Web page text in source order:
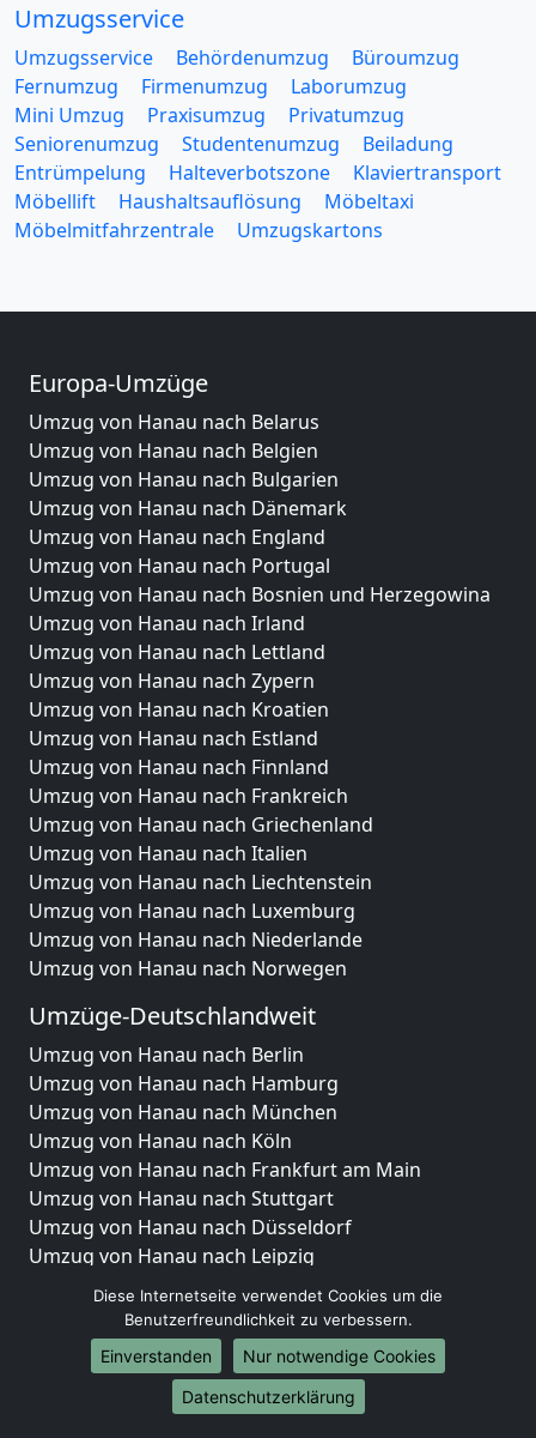
Umzugsservice
Umzugsservice Behördenumzug
Büroumzug
Fernumzug
Firmenumzug
Laborumzug
Mini Umzug
Praxisumzug
Privatumzug
Seniorenumzug
Studentenumzug
Beiladung
Entrümpelung
Halteverbotszone
Klaviertransport
Möbellift
Haushaltsauflösung
Möbeltaxi
Möbelmitfahrzentrale
Umzugskartons
Europa-Umzüge
Umzug von Hanau nach Belarus
Umzug von Hanau nach Belgien
Umzug von Hanau nach Bulgarien
Umzug von Hanau nach Dänemark
Umzug von Hanau nach England
Umzug von Hanau nach Portugal
Umzug von Hanau nach Bosnien und Herzegowina
Umzug von Hanau nach Irland
Umzug von Hanau nach Lettland
Umzug von Hanau nach Zypern
Umzug von Hanau nach Kroatien
Umzug von Hanau nach Estland
Umzug von Hanau nach Finnland
Umzug von Hanau nach Frankreich
Umzug von Hanau nach Griechenland
Umzug von Hanau nach Italien
Umzug von Hanau nach Liechtenstein
Umzug von Hanau nach Luxemburg
Umzug von Hanau nach Niederlande
Umzug von Hanau nach Norwegen
Umzüge-Deutschlandweit
Umzug von Hanau nach Berlin
Umzug von Hanau nach Hamburg
Umzug von Hanau nach München
Umzug von Hanau nach Köln
Umzug von Hanau nach Frankfurt am Main
Umzug von Hanau nach Stuttgart
Umzug von Hanau nach Düsseldorf
Umzug von Hanau nach Leipzig
Umzug von Hanau nach Dortmund
Umzug von Hanau nach Essen
Umzug von Hanau nach Bremen
Umzug von Hanau nach Dresden
Umzug von Hanau nach Hannover
Diese Internetseite verwendet Cookies um die
Benutzerfreundlichkeit zu verbessern.
Einverstanden
Nur notwendige Cookies
Datenschutzerklärung